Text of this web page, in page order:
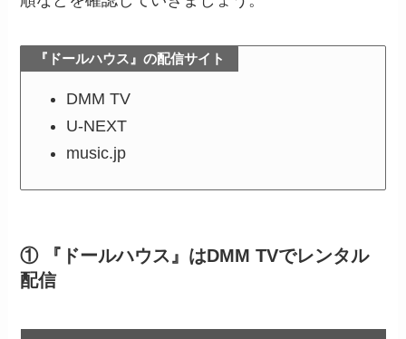
『ドールハウス』の配信サイト
DMM TV
U-NEXT
music.jp
① 『ドールハウス』はDMM TVでレンタル
配信